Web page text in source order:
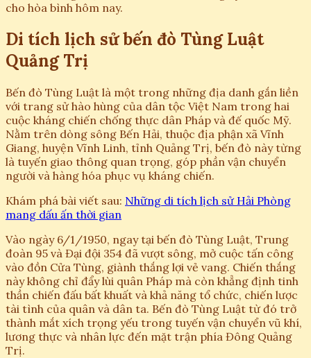
cho hòa bình hôm nay.
Di tích lịch sử bến đò Tùng Luật
Quảng Trị
Bến đò Tùng Luật là một trong những địa danh gắn liền
với trang sử hào hùng của dân tộc Việt Nam trong hai
cuộc kháng chiến chống thực dân Pháp và đế quốc Mỹ.
Nằm trên dòng sông Bến Hải, thuộc địa phận xã Vĩnh
Giang, huyện Vĩnh Linh, tỉnh Quảng Trị, bến đò này từng
là tuyến giao thông quan trọng, góp phần vận chuyển
người và hàng hóa phục vụ kháng chiến.
Khám phá bài viết sau: Những di tích lịch sử Hải Phòng
mang dấu ấn thời gian
Vào ngày 6/1/1950, ngay tại bến đò Tùng Luật, Trung
đoàn 95 và Đại đội 354 đã vượt sông, mở cuộc tấn công
vào đồn Cửa Tùng, giành thắng lợi vẻ vang. Chiến thắng
này không chỉ đẩy lùi quân Pháp mà còn khẳng định tinh
thần chiến đấu bất khuất và khả năng tổ chức, chiến lược
tài tình của quân và dân ta. Bến đò Tùng Luật từ đó trở
thành mắt xích trọng yếu trong tuyến vận chuyển vũ khí,
lương thực và nhân lực đến mặt trận phía Đông Quảng
Trị.